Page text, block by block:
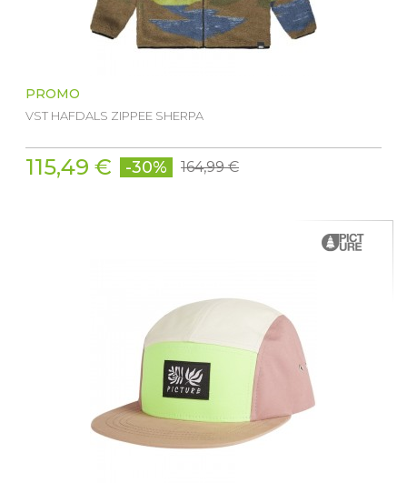
PROMO
VST HAFDALS ZIPPEE SHERPA
115,49 € -30% 164,99 €